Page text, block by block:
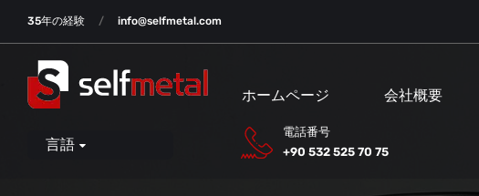
35年の経験 info@selfmetal.com
ホームページ 会社概要
言語
電話番号
+90 532 525 70 75